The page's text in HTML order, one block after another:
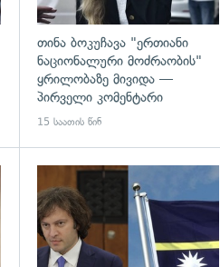
თინა ბოკუჩავა "ერთიანი
ნაციონალური მოძრაობის"
ყრილობაზე მივიდა —
პირველი კომენტარი
15 საათის წინ
გადახედვა